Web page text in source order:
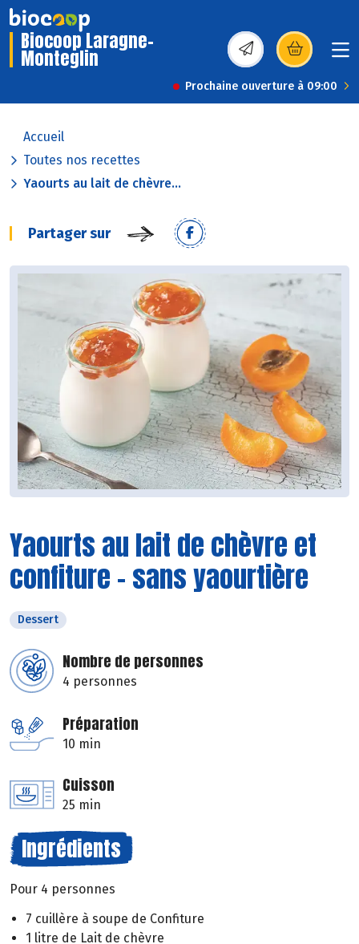
Biocoop Laragne-
Monteglin (s’ouvre dans une
Prochaine ouverture à 09:00
Accueil
Toutes nos recettes
Yaourts au lait de chèvre...
Partager sur
Yaourts au lait de chèvre et
confiture - sans yaourtière
Dessert
Nombre de personnes
4 personnes
Préparation
10 min
Cuisson
25 min
Ingrédients
Pour 4 personnes
7 cuillère à soupe de Confiture
1 litre de Lait de chèvre